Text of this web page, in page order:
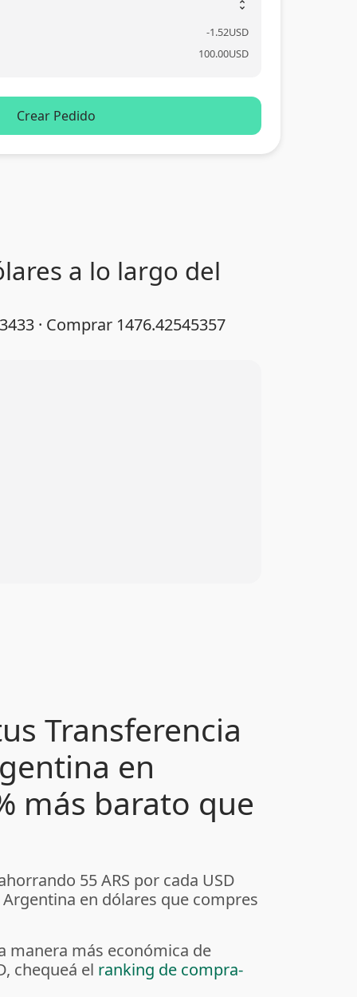
unfold_more
-1.52USD
100.00USD
Crear Pedido
a lo largo del
· Comprar 1476.42545357
Transferencia
en
más barato que
55 ARS por cada USD
en dólares que compres
manera más económica de
chequeá el ranking de compra-